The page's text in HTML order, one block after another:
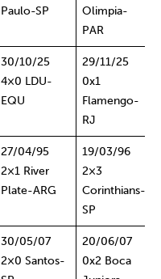
Paulo-SP
Olimpia-
PAR
30/10/25
4×0 LDU-
EQU
29/11/25
0x1
Flamengo-
RJ
27/04/95
2×1 River
Plate-ARG
19/03/96
2×3
Corinthians-
SP
30/05/07
2×0 Santos-
20/06/07
0x2 Boca